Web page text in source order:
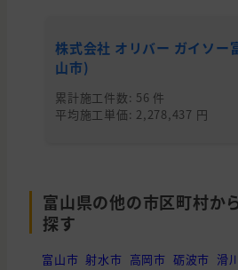
株式会社 オリバー ガイソー
山市)
累計施工件数: 56 件
平均施工単価: 2,278,437 円
富山県の他の市区町村か
探す
富山市 射水市 高岡市 砺波市 滑